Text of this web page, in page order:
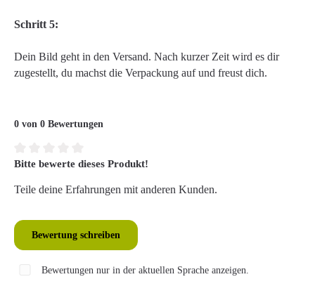
Schritt 5:
Dein Bild geht in den Versand. Nach kurzer Zeit wird es dir
zugestellt, du machst die Verpackung auf und freust dich.
0 von 0 Bewertungen
Durchschnittliche Bewertung von 0 von 5 Sternen
Bitte bewerte dieses Produkt!
Teile deine Erfahrungen mit anderen Kunden.
Bewertung schreiben
Bewertungen nur in der aktuellen Sprache anzeigen.